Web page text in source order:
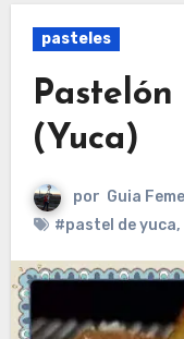
pasteles
(Yuca)
por Guia
#pastel de yuca,